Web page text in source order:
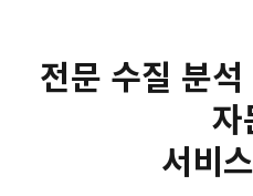
전문 수질 분
자
서비